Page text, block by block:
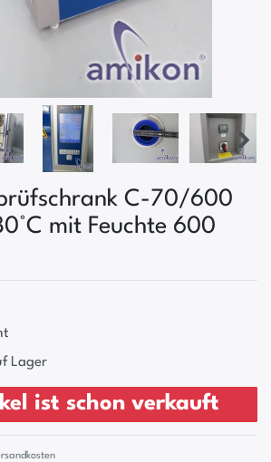
C-70/600
mit Feuchte 600
Lager
ist schon verkauft